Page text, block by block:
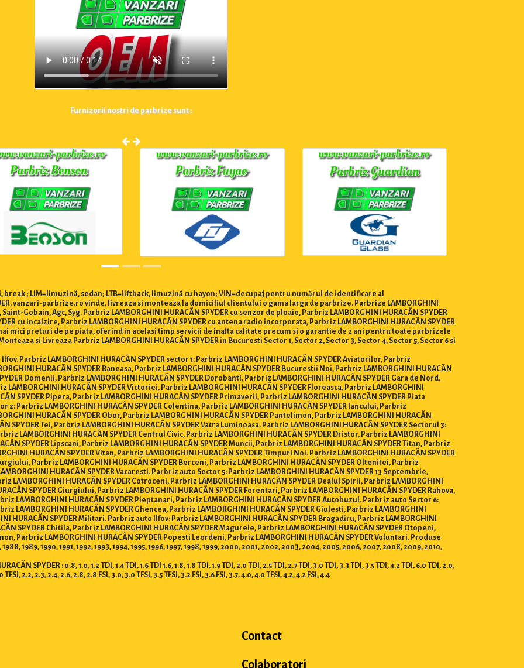
Furnizorii nostri de parbrize sunt :
break ; LIM=limuzină, sedan; LTB=liftback, limuzină cu hayon; VIN=decupaj pentru numărul de identificare al
vanzari-parbrize.ro vinde, livreaza si monteaza la domiciliul clientului o gama larga de parbrize. Parbrize LAMBORGHINI
Gobain, Agc, Syg. Parbriz LAMBORGHINI HURACÃN SPYDER cu senzor de ploaie, Parbriz LAMBORGHINI HURACÃN SPYDER
cu incalzire, Parbriz LAMBORGHINI HURACÃN SPYDER cu antena radio incorporata, Parbriz LAMBORGHINI HURACÃN SPYDER
mici preturi de pe piata, oferind in acelasi timp servicii de inalta calitate precum si o garantie de 2 ani pentru toate parbrizele
si Livreaza Parbriz LAMBORGHINI HURACÃN SPYDER in Bucuresti Sector 1, Sector 2, Sector 3, Sector 4, Sector 5, Sector 6 si
LAMBORGHINI HURACÃN SPYDER sector 1: Parbriz LAMBORGHINI HURACÃN SPYDER Aviatorilor, Parbriz
HURACÃN SPYDER Baneasa, Parbriz LAMBORGHINI HURACÃN SPYDER Bucurestii Noi, Parbriz LAMBORGHINI HURACÃN
Domenii, Parbriz LAMBORGHINI HURACÃN SPYDER Dorobanti, Parbriz LAMBORGHINI HURACÃN SPYDER Gara de Nord,
HURACÃN SPYDER Victoriei, Parbriz LAMBORGHINI HURACÃN SPYDER Floreasca, Parbriz LAMBORGHINI
SPYDER Pipera, Parbriz LAMBORGHINI HURACÃN SPYDER Primaverii, Parbriz LAMBORGHINI HURACÃN SPYDER Piata
2: Parbriz LAMBORGHINI HURACÃN SPYDER Colentina, Parbriz LAMBORGHINI HURACÃN SPYDER Iancului, Parbriz
HURACÃN SPYDER Obor, Parbriz LAMBORGHINI HURACÃN SPYDER Pantelimon, Parbriz LAMBORGHINI HURACÃN
SPYDER Tei, Parbriz LAMBORGHINI HURACÃN SPYDER Vatra Luminoasa. Parbriz LAMBORGHINI HURACÃN SPYDER Sectorul 3:
LAMBORGHINI HURACÃN SPYDER Centrul Civic, Parbriz LAMBORGHINI HURACÃN SPYDER Dristor, Parbriz LAMBORGHINI
SPYDER Lipscani, Parbriz LAMBORGHINI HURACÃN SPYDER Muncii, Parbriz LAMBORGHINI HURACÃN SPYDER Titan, Parbriz
HURACÃN SPYDER Vitan, Parbriz LAMBORGHINI HURACÃN SPYDER Timpuri Noi. Parbriz LAMBORGHINI HURACÃN SPYDER
Parbriz LAMBORGHINI HURACÃN SPYDER Berceni, Parbriz LAMBORGHINI HURACÃN SPYDER Oltenitei, Parbriz
HURACÃN SPYDER Vacaresti. Parbriz auto Sector 5: Parbriz LAMBORGHINI HURACÃN SPYDER 13 Septembrie,
LAMBORGHINI HURACÃN SPYDER Cotroceni, Parbriz LAMBORGHINI HURACÃN SPYDER Dealul Spirii, Parbriz LAMBORGHINI
SPYDER Giurgiului, Parbriz LAMBORGHINI HURACÃN SPYDER Ferentari, Parbriz LAMBORGHINI HURACÃN SPYDER Rahova,
LAMBORGHINI HURACÃN SPYDER Pieptanari, Parbriz LAMBORGHINI HURACÃN SPYDER Autobuzul. Parbriz auto Sector 6:
LAMBORGHINI HURACÃN SPYDER Ghencea, Parbriz LAMBORGHINI HURACÃN SPYDER Giulesti, Parbriz LAMBORGHINI
HURACÃN SPYDER Militari. Parbriz auto Ilfov: Parbriz LAMBORGHINI HURACÃN SPYDER Bragadiru, Parbriz LAMBORGHINI
SPYDER Chitila, Parbriz LAMBORGHINI HURACÃN SPYDER Magurele, Parbriz LAMBORGHINI HURACÃN SPYDER Otopeni,
Parbriz LAMBORGHINI HURACÃN SPYDER Popesti Leordeni, Parbriz LAMBORGHINI HURACÃN SPYDER Voluntari. Produse
1989, 1990, 1991, 1992, 1993, 1994, 1995, 1996, 1997, 1998, 1999, 2000, 2001, 2002, 2003, 2004, 2005, 2006, 2007, 2008, 2009, 2010,
SPYDER : 0.8, 1.0, 1.2 TDI, 1.4 TDI, 1.6 TDI 1.6, 1.8, 1.8 TDI, 1.9 TDI, 2.0 TDI, 2.5 TDI, 2.7 TDI, 3.0 TDI, 3.3 TDI, 3.5 TDI, 4.2 TDI, 6.0 TDI, 2.0,
TFSI, 2.2, 2.3, 2.4, 2.6, 2.8, 2.8 FSI, 3.0, 3.0 TFSI, 3.5 TFSI, 3.2 FSI, 3.6 FSI, 3.7, 4.0, 4.0 TFSI, 4.2, 4.2 FSI, 4.4
Contact
Colaboratori